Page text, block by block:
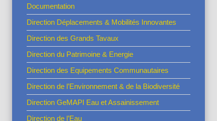
Documentation
Direction Déplacements & Mobilités Innovantes
Direction des Grands Tavaux
Direction du Patrimoine & Energie
Direction des Equipements Communautaires
Direction de l’Environnement & de la Biodiversité
Direction GeMAPI Eau et Assainissement
Direction de l’Eau